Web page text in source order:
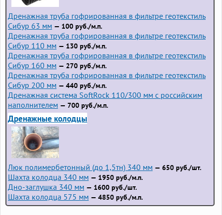
Дренажная труба гофрированная в фильтре геотекстиль
Сибур 63 мм — 100 руб./м.п.
Дренажная труба гофрированная в фильтре геотекстиль
Сибур 110 мм — 130 руб./м.п.
Дренажная труба гофрированная в фильтре геотекстиль
Сибур 160 мм — 270 руб./м.п.
Дренажная труба гофрированная в фильтре геотекстиль
Сибур 200 мм — 440 руб./м.п.
Дренажная система SoftRock 110/300 мм с российским
наполнителем — 700 руб./м.п.
Дренажные колодцы
Люк полимербетонный (до 1,5тн) 340 мм — 650 руб./шт.
Шахта колодца 340 мм — 1950 руб./м.п.
Дно-заглушка 340 мм — 1600 руб./шт.
Шахта колодца 575 мм — 4850 руб./м.п.